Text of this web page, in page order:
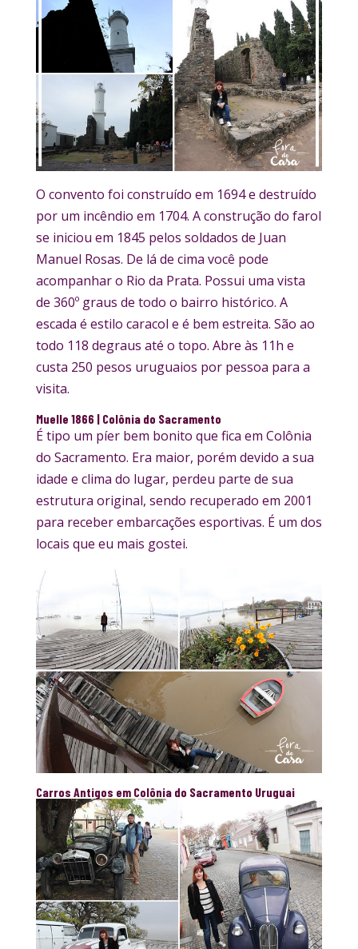
O convento foi construído em 1694 e destruído
por um incêndio em 1704. A construção do farol
se iniciou em 1845 pelos soldados de Juan
Manuel Rosas. De lá de cima você pode
acompanhar o Rio da Prata. Possui uma vista
de 360º graus de todo o bairro histórico. A
escada é estilo caracol e é bem estreita. São ao
todo 118 degraus até o topo. Abre às 11h e
custa 250 pesos uruguaios por pessoa para a
visita.
Muelle 1866 | Colônia do Sacramento
É tipo um píer bem bonito que fica em Colônia
do Sacramento. Era maior, porém devido a sua
idade e clima do lugar, perdeu parte de sua
estrutura original, sendo recuperado em 2001
para receber embarcações esportivas. É um dos
locais que eu mais gostei.
Carros Antigos em Colônia do Sacramento Uruguai